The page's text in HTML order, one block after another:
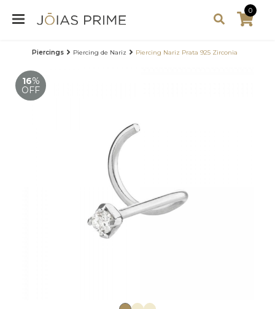
0
Piercings Piercing de Nariz Piercing Nariz Prata 925 Zirconia
16%
OFF